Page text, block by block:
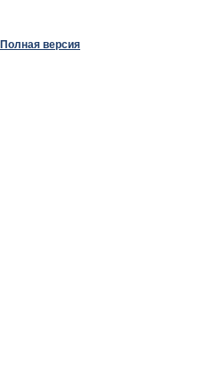
Полная версия